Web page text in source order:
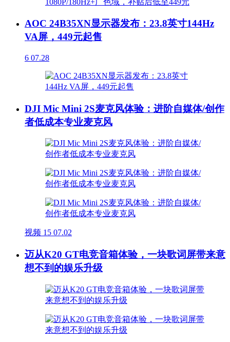
AOC 24B35XN显示器发布：23.8英寸144Hz
VA屏，449元起售
6 07.28
DJI Mic Mini 2S麦克风体验：进阶自媒体/创作
者低成本专业麦克风
视频 15 07.02
迈从K20 GT电竞音箱体验，一块歌词屏带来意
想不到的娱乐升级